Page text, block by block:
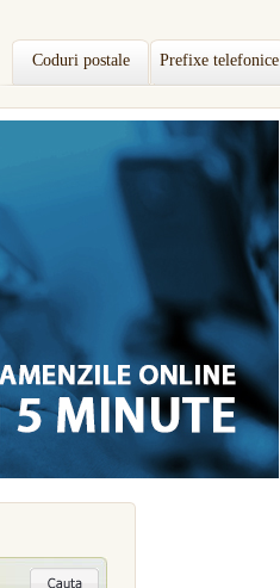
Coduri postale Prefixe telefonice